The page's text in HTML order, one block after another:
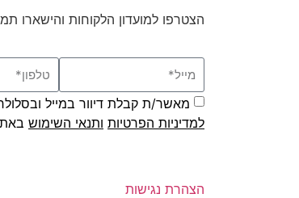
הצטרפו למועדון הלקוחות והישארו
מאשר/ת קבלת דיוור במייל
למדיניות הפרטיות ותנאי השימוש
הצהרת נגישות